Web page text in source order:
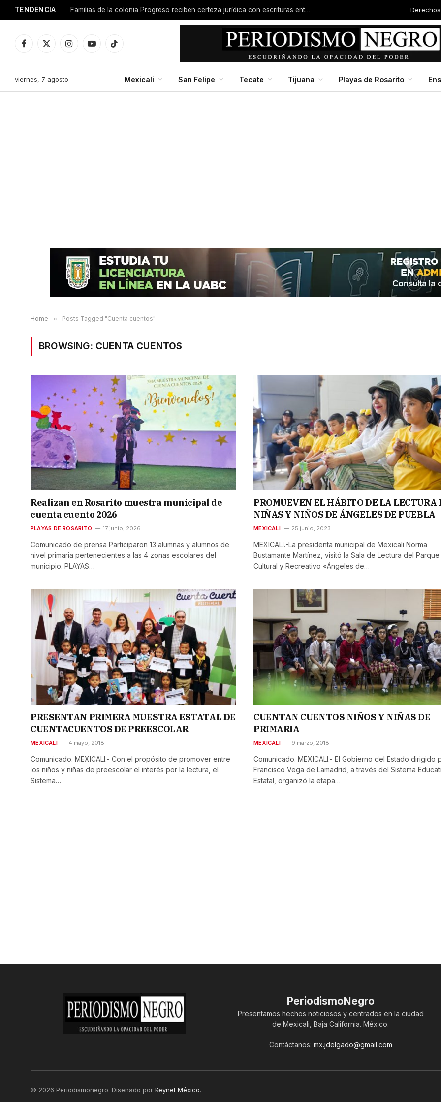
TENDENCIA Familias de la colonia Progreso reciben certeza jurídica con escrituras entregadas por Dip. Molina
Facebook
X
InstagramYouTubeTikTok
viernes, 7 agosto Mexicali San Felipe Tecate Tijuana Playas de Rosarito
Home » Posts Tagged "Cuenta cuentos"
BROWSING: CUENTA CUENTOS
Realizan en Rosarito muestra municipal de
cuenta cuento 2026
PLAYAS DE ROSARITO 17 junio, 2026
Comunicado de prensa Participaron 13 alumnas y alumnos de
nivel primaria pertenecientes a las 4 zonas escolares del
municipio. PLAYAS…
PROMUEVEN EL HÁBITO DE LA LECTURA
NIÑAS Y NIÑOS DE ÁNGELES DE PUEBLA
MEXICALI 25 junio, 2023
MEXICALI.-La presidenta municipal de Mexicali Norma
Bustamante Martínez, visitó la Sala de Lectura del Parque
Cultural y Recreativo «Ángeles de…
PRESENTAN PRIMERA MUESTRA ESTATAL DE
CUENTACUENTOS DE PREESCOLAR
MEXICALI 4 mayo, 2018
Comunicado. MEXICALI.- Con el propósito de promover entre
los niños y niñas de preescolar el interés por la lectura, el
Sistema…
CUENTAN CUENTOS NIÑOS Y NIÑAS DE
PRIMARIA
MEXICALI 9 marzo, 2018
Comunicado. MEXICALI.- El Gobierno del Estado dirigido
Francisco Vega de Lamadrid, a través del Sistema
Estatal, organizó la etapa…
PeriodismoNegro
Presentamos hechos noticiosos y centrados en la ciudad
de Mexicali, Baja California. México.
Contáctanos: mx.jdelgado@gmail.com
© 2026 Periodismonegro. Diseñado por Keynet México.